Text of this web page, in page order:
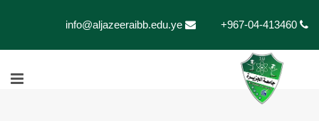
+967-04-413460